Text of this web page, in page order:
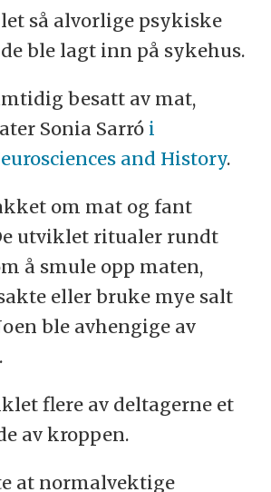
så alvorlige psykiske
ble lagt inn på sykehus.
besatt av mat,
Sonia Sarró i
and History.
om mat og fant
utviklet ritualer rundt
å smule opp maten,
eller bruke mye salt
ble avhengige av
flere av deltagerne et
av kroppen.
at normalvektige